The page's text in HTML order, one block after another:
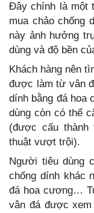
Đây chính là một
mua chảo chống
này ảnh hưởng
dùng và độ bền
Khách hàng nên
được làm từ vân
dính bằng đá hoa
dùng còn có thể
(được cấu
thuật vượt trội).
Người tiêu dùng
chống dính khác
đá hoa cương…
vân đá được